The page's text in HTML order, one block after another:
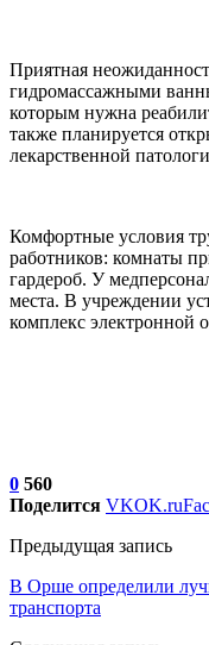
Приятная
гидромассажными
которым нужна
также планируется
лекарственной
Комфортные условия
работников: комнаты
гардероб. У
места. В учреждении
комплекс электронной
0 560
Поделится VKOK.ru
Предыдущая запись
В Орше определили
транспорта